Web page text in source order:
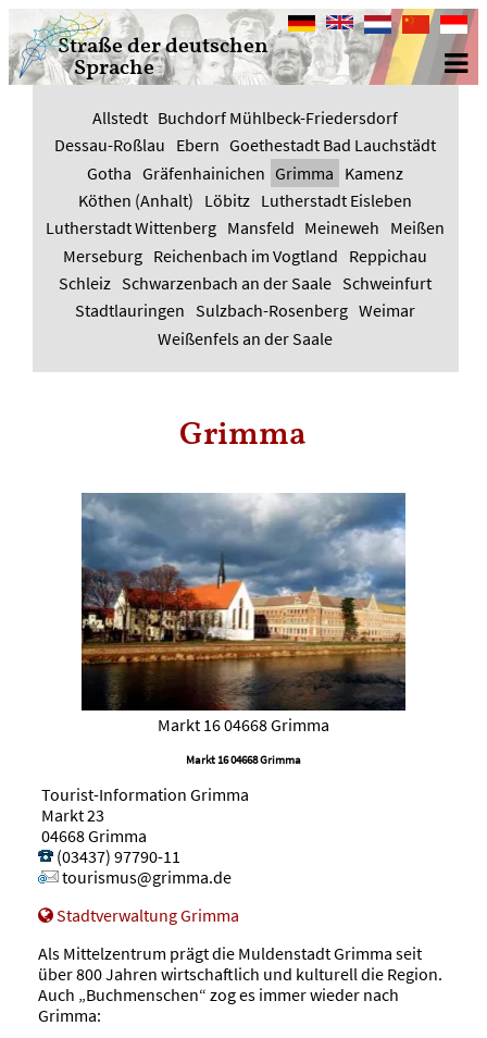
Straße der deutschen
Sprache
DeutschEnglishNederlands
中
Bahasa
Allstedt Buchdorf Mühlbeck-Friedersdorf
Dessau-Roßlau Ebern Goethestadt Bad Lauchstädt
Gotha Gräfenhainichen Grimma Kamenz
Köthen (Anhalt) Löbitz Lutherstadt Eisleben
Lutherstadt Wittenberg Mansfeld Meineweh Meißen
Merseburg Reichenbach im Vogtland Reppichau
Schleiz Schwarzenbach an der Saale Schweinfurt
Stadtlauringen Sulzbach-Rosenberg Weimar
Weißenfels an der Saale
Grimma
Markt 16 04668 Grimma
Markt 16 04668 Grimma
Tourist-Information Grimma
Markt 23
04668 Grimma
(03437) 97790-11
tourismus@grimma.de
Stadtverwaltung Grimma
Als Mittelzentrum prägt die Muldenstadt Grimma seit
über 800 Jahren wirtschaftlich und kulturell die Region.
Auch „Buchmenschen“ zog es immer wieder nach
Grimma: